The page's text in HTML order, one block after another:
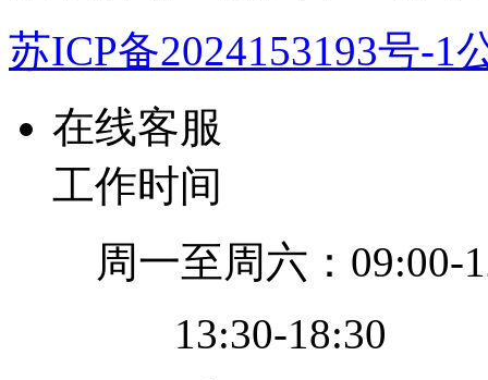
苏ICP备2024153193号-1
在线客服
工作时间
周一至周六：09:00-
13:30-18:30